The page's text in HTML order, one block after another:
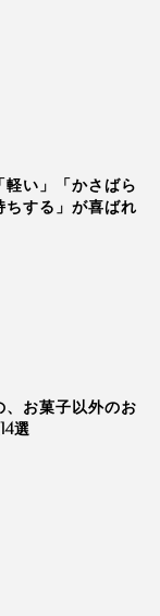
すだけで、止
ほんのり塩味
。
ヘルシー。ジ
！？（笑）
軽い」「かさばら
ちする」が喜ばれ
、お菓子以外のお
選